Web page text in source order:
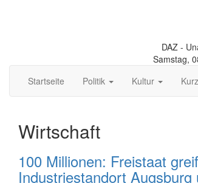
DAZ -
Samstag,
Startseite
Politik Kultur
Wirtschaft
100 Millionen: Freistaat
Industriestandort